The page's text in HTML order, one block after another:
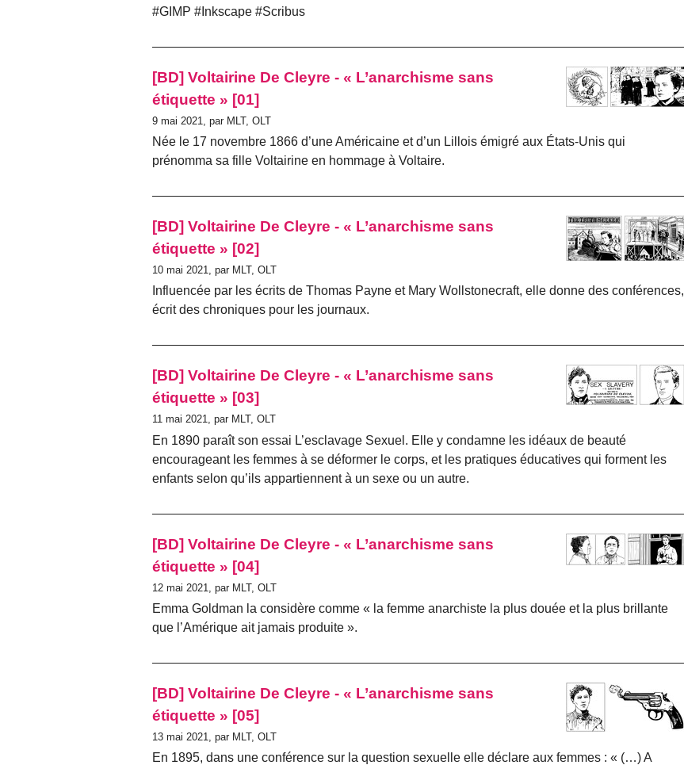
#GIMP #Inkscape #Scribus
[BD] Voltairine De Cleyre - « L’anarchisme sans
étiquette » [01]
9 mai 2021, par MLT, OLT
Née le 17 novembre 1866 d’une Américaine et d’un Lillois émigré aux États-Unis qui
prénomma sa fille Voltairine en hommage à Voltaire.
[BD] Voltairine De Cleyre - « L’anarchisme sans
étiquette » [02]
10 mai 2021, par MLT, OLT
Influencée par les écrits de Thomas Payne et Mary Wollstonecraft, elle donne des conférences,
écrit des chroniques pour les journaux.
[BD] Voltairine De Cleyre - « L’anarchisme sans
étiquette » [03]
11 mai 2021, par MLT, OLT
En 1890 paraît son essai L’esclavage Sexuel. Elle y condamne les idéaux de beauté
encourageant les femmes à se déformer le corps, et les pratiques éducatives qui forment les
enfants selon qu’ils appartiennent à un sexe ou un autre.
[BD] Voltairine De Cleyre - « L’anarchisme sans
étiquette » [04]
12 mai 2021, par MLT, OLT
Emma Goldman la considère comme « la femme anarchiste la plus douée et la plus brillante
que l’Amérique ait jamais produite ».
[BD] Voltairine De Cleyre - « L’anarchisme sans
étiquette » [05]
13 mai 2021, par MLT, OLT
En 1895, dans une conférence sur la question sexuelle elle déclare aux femmes : « (…) A